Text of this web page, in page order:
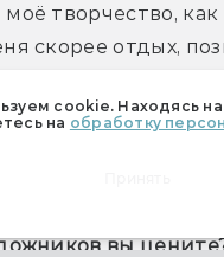
cookie. Находясь
на обработку
моё творчество,
скорее отдых,
Обожаю фильмы
все видела. Из
вы